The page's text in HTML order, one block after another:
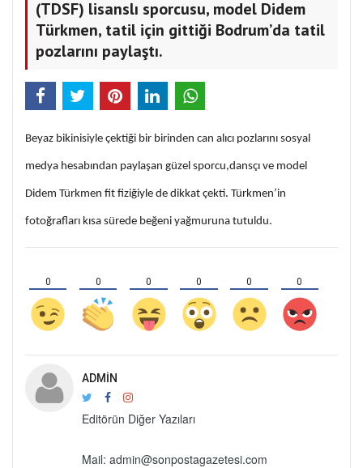
(TDSF) lisanslı sporcusu, model Didem
Türkmen, tatil için gittiği Bodrum’da tatil
pozlarını paylaştı.
Beyaz bikinisiyle çektiği bir birinden can alıcı pozlarını sosyal
medya hesabından paylaşan güzel sporcu,dansçı ve model
Didem Türkmen fit fiziğiyle de dikkat çekti. Türkmen’in
fotoğrafları kısa sürede beğeni yağmuruna tutuldu.
0 0 0 0 0 0
ADMIN
Editörün Diğer Yazıları
Mail: admin@sonpostagazetesi.com